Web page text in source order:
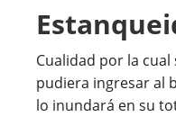
Cualidad por la
pudiera ingresar al
lo inundará en su